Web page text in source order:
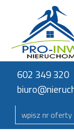
602 349 320